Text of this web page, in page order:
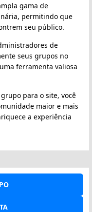
gama de
permitindo que
seu público.
de
seus grupos no
ferramenta valiosa
para o site, você
maior e mais
a experiência